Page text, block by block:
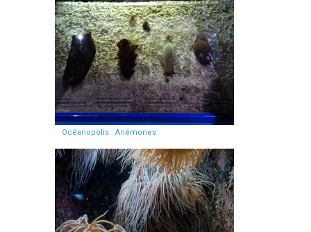
Océanopolis : Anémones